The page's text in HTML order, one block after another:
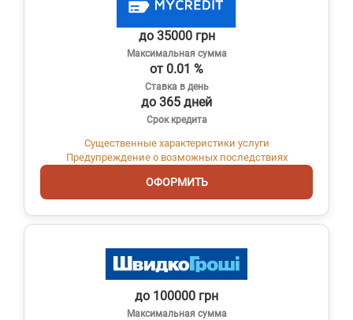
до 35000 грн
Максимальная сумма
от 0.01 %
Ставка в день
до 365 дней
Срок кредита
Существенные характеристики услуги
Предупреждение о возможных последствиях
ОФОРМИТЬ
до 100000 грн
Максимальная сумма